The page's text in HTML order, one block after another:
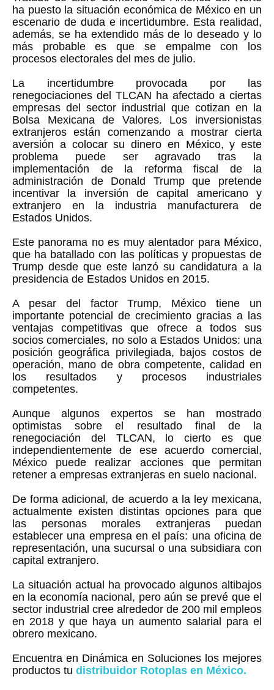
ha puesto la situación económica de México en un
escenario de duda e incertidumbre. Esta realidad,
además, se ha extendido más de lo deseado y lo
más probable es que se empalme con los
procesos electorales del mes de julio.
La incertidumbre provocada por las
renegociaciones del TLCAN ha afectado a ciertas
empresas del sector industrial que cotizan en la
Bolsa Mexicana de Valores. Los inversionistas
extranjeros están comenzando a mostrar cierta
aversión a colocar su dinero en México, y este
problema puede ser agravado tras la
implementación de la reforma fiscal de la
administración de Donald Trump que pretende
incentivar la inversión de capital americano y
extranjero en la industria manufacturera de
Estados Unidos.
Este panorama no es muy alentador para México,
que ha batallado con las políticas y propuestas de
Trump desde que este lanzó su candidatura a la
presidencia de Estados Unidos en 2015.
A pesar del factor Trump, México tiene un
importante potencial de crecimiento gracias a las
ventajas competitivas que ofrece a todos sus
socios comerciales, no solo a Estados Unidos: una
posición geográfica privilegiada, bajos costos de
operación, mano de obra competente, calidad en
los resultados y procesos industriales
competentes.
Aunque algunos expertos se han mostrado
optimistas sobre el resultado final de la
renegociación del TLCAN, lo cierto es que
independientemente de ese acuerdo comercial,
México puede realizar acciones que permitan
retener a empresas extranjeras en suelo nacional.
De forma adicional, de acuerdo a la ley mexicana,
actualmente existen distintas opciones para que
las personas morales extranjeras puedan
establecer una empresa en el país: una oficina de
representación, una sucursal o una subsidiara con
capital extranjero.
La situación actual ha provocado algunos altibajos
en la economía nacional, pero aún se prevé que el
sector industrial cree alrededor de 200 mil empleos
en 2018 y que haya un aumento salarial para el
obrero mexicano.
Encuentra en Dinámica en Soluciones los mejores
productos tu distribuidor Rotoplas en México.